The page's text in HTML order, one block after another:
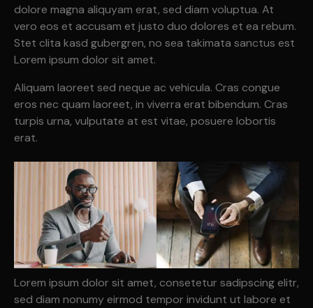
dolore magna aliquyam erat, sed diam voluptua. At
vero eos et accusam et justo duo dolores et ea rebum.
Stet clita kasd gubergren, no sea takimata sanctus est
Lorem ipsum dolor sit amet.
Aliquam laoreet sed neque ac vehicula. Cras congue
eros nec quam laoreet, in viverra erat bibendum. Cras
turpis urna, vulputate at est vitae, posuere lobortis
erat.
Lorem ipsum dolor sit amet, consetetur sadipscing elitr,
sed diam nonumy eirmod tempor invidunt ut labore et